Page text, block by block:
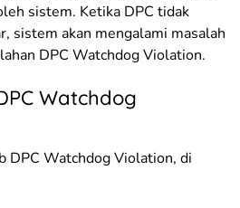
sistem. Ketika DPC tidak
sistem akan mengalami masalah
DPC Watchdog Violation.
Watchdog
DPC Watchdog Violation, di